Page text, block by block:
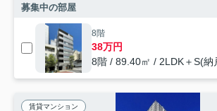
募集中の部屋
8階
38万円
8階 / 89.40㎡ / 2LDK＋S(納
賃貸マンション